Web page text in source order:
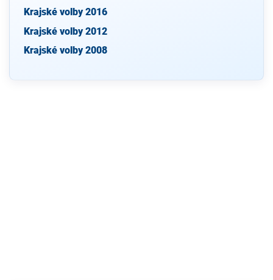
Krajské volby 2016
Krajské volby 2012
Krajské volby 2008